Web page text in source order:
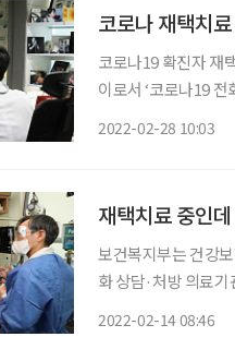
코로나 재택치
코로나19 확진자 재
이로서 ‘코로나19 전
2022-02-28 10:03
재택치료 중인
보건복지부는 건강
화 상담·처방 의료기관
2022-02-14 08:46